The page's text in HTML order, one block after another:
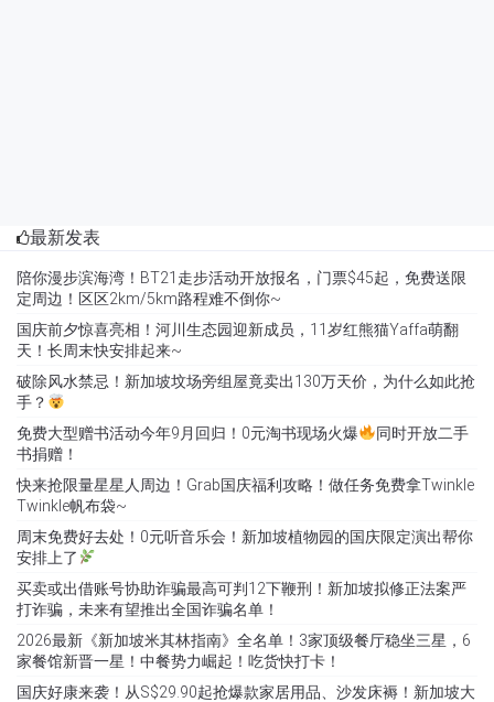
最新发表
陪你漫步滨海湾！BT21走步活动开放报名，门票$45起，免费送限
定周边！区区2km/5km路程难不倒你~
国庆前夕惊喜亮相！河川生态园迎新成员，11岁红熊猫Yaffa萌翻
天！长周末快安排起来~
破除风水禁忌！新加坡坟场旁组屋竟卖出130万天价，为什么如此抢
手？
免费大型赠书活动今年9月回归！0元淘书现场火爆
同时开放二手
书捐赠！
快来抢限量星星人周边！Grab国庆福利攻略！做任务免费拿Twinkle
Twinkle帆布袋~
周末免费好去处！0元听音乐会！新加坡植物园的国庆限定演出帮你
安排上了
买卖或出借账号协助诈骗最高可判12下鞭刑！新加坡拟修正法案严
打诈骗，未来有望推出全国诈骗名单！
2026最新《新加坡米其林指南》全名单！3家顶级餐厅稳坐三星，6
家餐馆新晋一星！中餐势力崛起！吃货快打卡！
国庆好康来袭！从S$29.90起抢爆款家居用品、沙发床褥！新加坡大